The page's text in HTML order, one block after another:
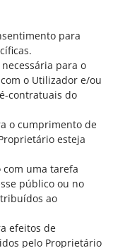
para
para o
o Utilizador e/ou
contratuais do
o cumprimento de
esteja
uma tarefa
público ou no
ao
efeitos de
pelo Proprietário